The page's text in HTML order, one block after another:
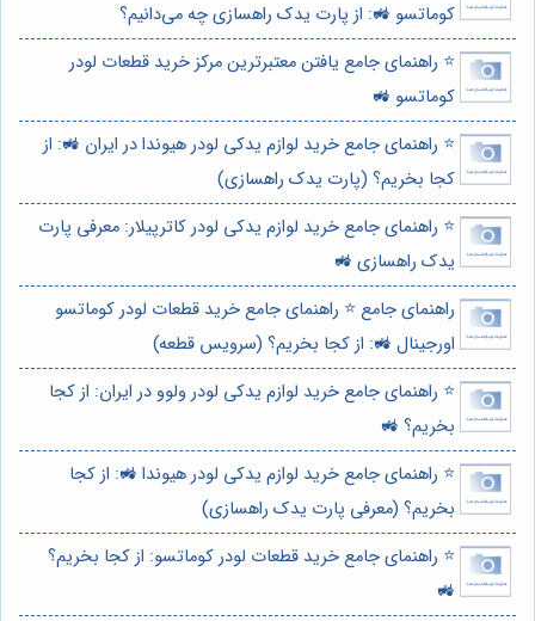
کوماتسو 🚜: از پارت یدک راهسازی چه می‌دانیم؟
⭐️ راهنمای جامع یافتن معتبرترین مرکز خرید قطعات لودر
کوماتسو 🚜
⭐️ راهنمای جامع خرید لوازم یدکی لودر هیوندا در ایران 🚜: از
کجا بخریم؟ (پارت یدک راهسازی)
⭐️ راهنمای جامع خرید لوازم یدکی لودر کاترپیلار: معرفی پارت
یدک راهسازی 🚜
راهنمای جامع ⭐️ راهنمای جامع خرید قطعات لودر کوماتسو
اورجینال 🚜: از کجا بخریم؟ (سرویس قطعه)
⭐️ راهنمای جامع خرید لوازم یدکی لودر ولوو در ایران: از کجا
بخریم؟ 🚜
⭐️ راهنمای جامع خرید لوازم یدکی لودر هیوندا 🚜: از کجا
بخریم؟ (معرفی پارت یدک راهسازی)
⭐️ راهنمای جامع خرید قطعات لودر کوماتسو: از کجا بخریم؟
🚜